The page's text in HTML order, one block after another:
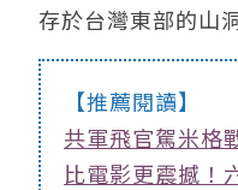
存於台灣東部的山
【推薦閱讀】
共軍飛官駕米格
比電影更震撼！